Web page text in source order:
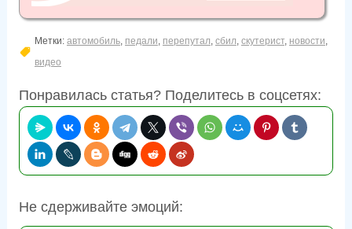
Метки: автомобиль, педали перепутал сбил скутерист, новости
видео
Понравилась статья? Поделитесь в соцсетях:
Не сдерживайте эмоций: